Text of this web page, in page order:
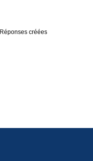
Réponses créées